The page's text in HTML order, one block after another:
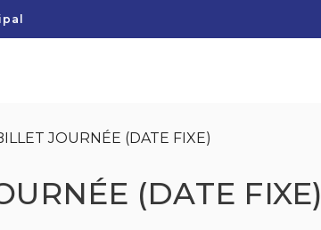
BILLET JOURNÉE (DATE FIXE)
(DATE FIXE)